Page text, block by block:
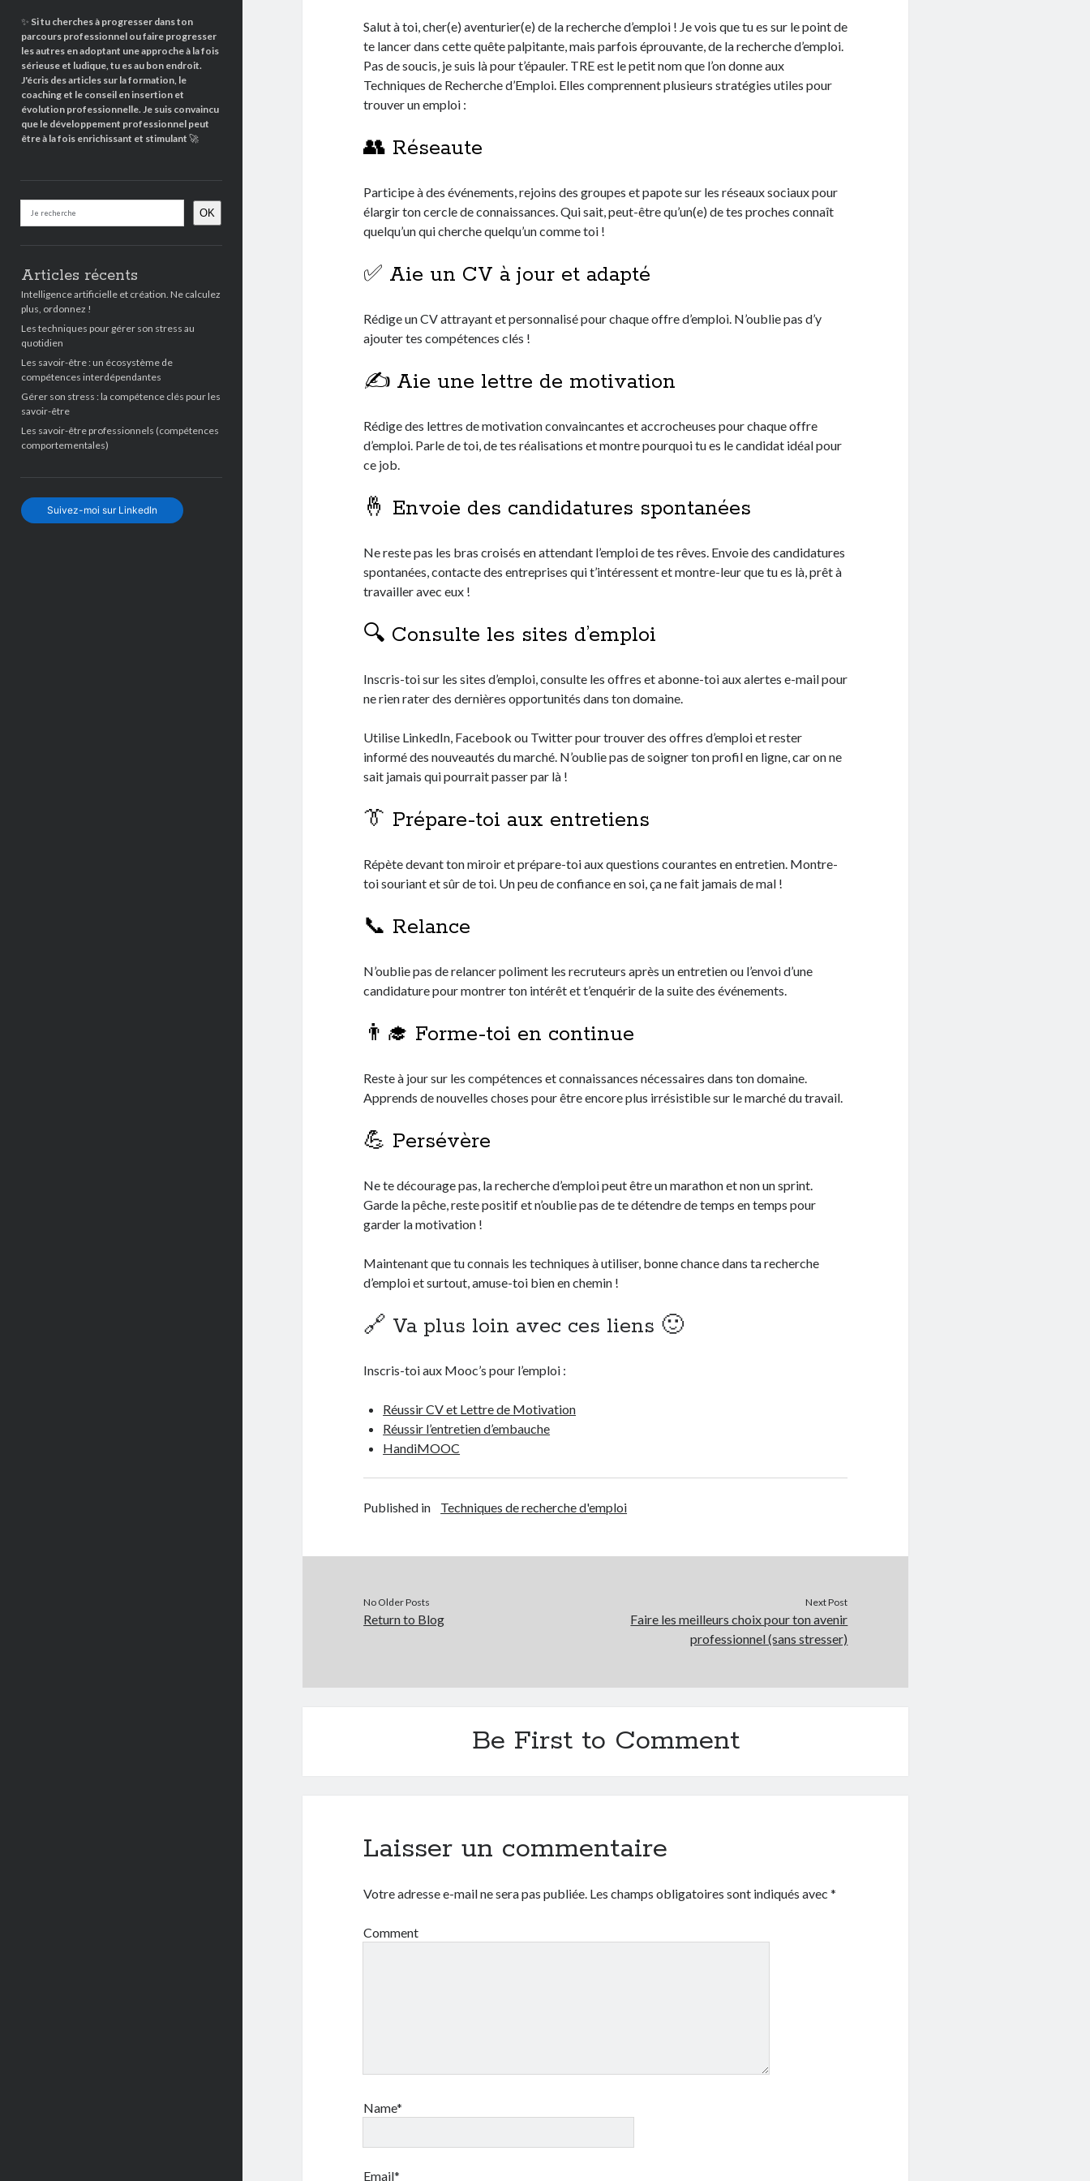
✨ Si tu cherches à progresser dans ton
parcours professionnel ou faire progresser
les autres en adoptant une approche à la fois
sérieuse et ludique, tu es au bon endroit.
J'écris des articles sur la formation, le
coaching et le conseil en insertion et
évolution professionnelle. Je suis convaincu
que le développement professionnel peut
être à la fois enrichissant et stimulant 🚀
OK
Articles récents
Intelligence artificielle et création. Ne calculez
plus, ordonnez !
Les techniques pour gérer son stress au
quotidien
Les savoir-être : un écosystème de
compétences interdépendantes
Gérer son stress : la compétence clés pour les
savoir-être
Les savoir-être professionnels (compétences
comportementales)
Suivez-moi sur LinkedIn
Salut à toi, cher(e) aventurier(e) de la recherche d’emploi ! Je vois que tu es sur le point de
te lancer dans cette quête palpitante, mais parfois éprouvante, de la recherche d’emploi.
Pas de soucis, je suis là pour t’épauler. TRE est le petit nom que l’on donne aux
Techniques de Recherche d’Emploi. Elles comprennent plusieurs stratégies utiles pour
trouver un emploi :
👥 Réseaute
Participe à des événements, rejoins des groupes et papote sur les réseaux sociaux pour
élargir ton cercle de connaissances. Qui sait, peut-être qu’un(e) de tes proches connaît
quelqu’un qui cherche quelqu’un comme toi !
✅ Aie un CV à jour et adapté
Rédige un CV attrayant et personnalisé pour chaque offre d’emploi. N’oublie pas d’y
ajouter tes compétences clés !
✍️ Aie une lettre de motivation
Rédige des lettres de motivation convaincantes et accrocheuses pour chaque offre
d’emploi. Parle de toi, de tes réalisations et montre pourquoi tu es le candidat idéal pour
ce job.
🤞 Envoie des candidatures spontanées
Ne reste pas les bras croisés en attendant l’emploi de tes rêves. Envoie des candidatures
spontanées, contacte des entreprises qui t’intéressent et montre-leur que tu es là, prêt à
travailler avec eux !
🔍 Consulte les sites d’emploi
Inscris-toi sur les sites d’emploi, consulte les offres et abonne-toi aux alertes e-mail pour
ne rien rater des dernières opportunités dans ton domaine.
Utilise LinkedIn, Facebook ou Twitter pour trouver des offres d’emploi et rester
informé des nouveautés du marché. N’oublie pas de soigner ton profil en ligne, car on ne
sait jamais qui pourrait passer par là !
👔 Prépare-toi aux entretiens
Répète devant ton miroir et prépare-toi aux questions courantes en entretien. Montre-
toi souriant et sûr de toi. Un peu de confiance en soi, ça ne fait jamais de mal !
📞 Relance
N’oublie pas de relancer poliment les recruteurs après un entretien ou l’envoi d’une
candidature pour montrer ton intérêt et t’enquérir de la suite des événements.
👨‍🎓 Forme-toi en continue
Reste à jour sur les compétences et connaissances nécessaires dans ton domaine.
Apprends de nouvelles choses pour être encore plus irrésistible sur le marché du travail.
💪 Persévère
Ne te décourage pas, la recherche d’emploi peut être un marathon et non un sprint.
Garde la pêche, reste positif et n’oublie pas de te détendre de temps en temps pour
garder la motivation !
Maintenant que tu connais les techniques à utiliser, bonne chance dans ta recherche
d’emploi et surtout, amuse-toi bien en chemin !
🔗 Va plus loin avec ces liens 🙂
Inscris-toi aux Mooc’s pour l’emploi :
Réussir CV et Lettre de Motivation
Réussir l’entretien d’embauche
HandiMOOC
Published in Techniques de recherche d'emploi
No Older Posts
Return to Blog
Next Post
Faire les meilleurs choix pour ton avenir
professionnel (sans stresser)
Be First to Comment
Laisser un commentaire
Votre adresse e-mail ne sera pas publiée. Les champs obligatoires sont indiqués avec*
Comment
Name*
Email*